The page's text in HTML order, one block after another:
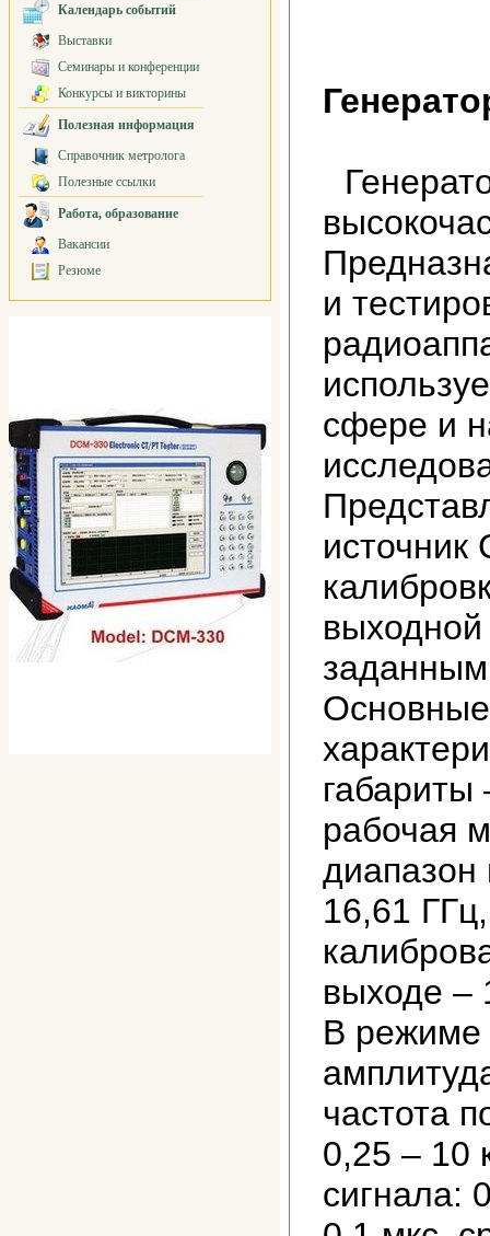
Календарь событий
Выставки
Семинары и конференции
Конкурсы и викторины
Полезная информация
Справочник метролога
Полезные ссылки
Работа, образование
Вакансии
Резюме
и
сфере и
источник
Основные
рабочая
16,61
выходе –
В
частота
0,25 – 10
сигнала: